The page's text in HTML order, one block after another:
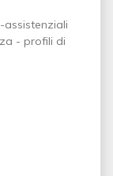
assistenziali
- profili di